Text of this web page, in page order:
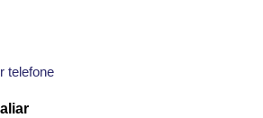
telefone